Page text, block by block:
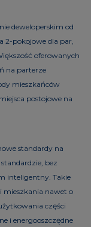
deweloperskim od
2-pokojowe dla par,
oferowanych
na parterze
mieszkańców
postojowe na
standardy na
bez
inteligentny. Takie
mieszkania nawet o
części
i energooszczędne